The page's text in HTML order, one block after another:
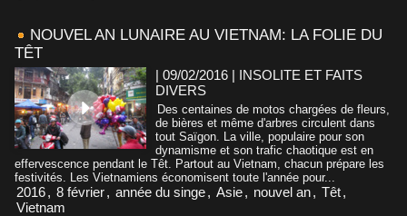
NOUVEL AN LUNAIRE AU VIETNAM: LA FOLIE DU
TÊT
| 09/02/2016 | INSOLITE ET FAITS
DIVERS
Des centaines de motos chargées de fleurs,
de bières et même d'arbres circulent dans
tout Saïgon. La ville, populaire pour son
dynamisme et son trafic chaotique est en
effervescence pendant le Têt. Partout au Vietnam, chacun prépare les
festivités. Les Vietnamiens économisent toute l'année pour...
2016, 8 février, année du singe, Asie, nouvel an, Têt,
Vietnam